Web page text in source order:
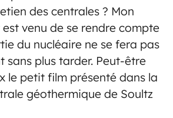
des centrales ? Mon
venu de se rendre compte
du nucléaire ne se fera pas
sans plus tarder. Peut-être
le petit film présenté dans la
géothermique de Soultz